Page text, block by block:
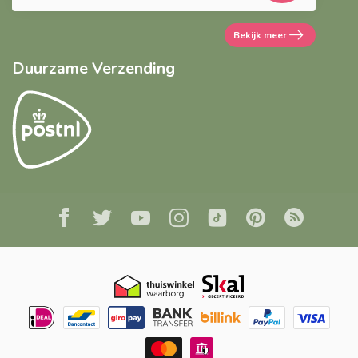
Bekijk meer
Duurzame Verzending